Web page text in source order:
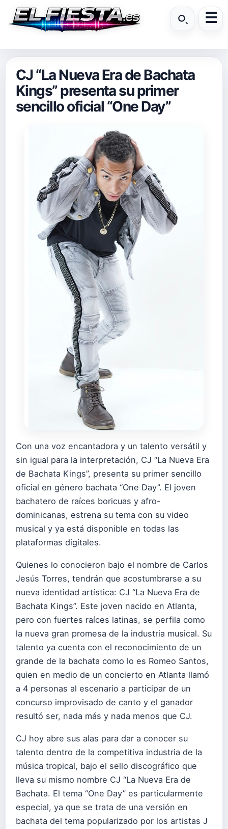
CJ “La Nueva Era de Bachata
Kings” presenta su primer
sencillo oficial “One Day”
Con una voz encantadora y un talento versátil y
sin igual para la interpretación, CJ “La Nueva Era
de Bachata Kings”, presenta su primer sencillo
oficial en género bachata “One Day”. El joven
bachatero de raíces boricuas y afro-
dominicanas, estrena su tema con su video
musical y ya está disponible en todas las
plataformas digitales.
Quienes lo conocieron bajo el nombre de Carlos
Jesús Torres, tendrán que acostumbrarse a su
nueva identidad artística: CJ “La Nueva Era de
Bachata Kings”. Este joven nacido en Atlanta,
pero con fuertes raíces latinas, se perfila como
la nueva gran promesa de la industria musical. Su
talento ya cuenta con el reconocimiento de un
grande de la bachata como lo es Romeo Santos,
quien en medio de un concierto en Atlanta llamó
a 4 personas al escenario a participar de un
concurso improvisado de canto y el ganador
resultó ser, nada más y nada menos que CJ.
CJ hoy abre sus alas para dar a conocer su
talento dentro de la competitiva industria de la
música tropical, bajo el sello discográfico que
lleva su mismo nombre CJ “La Nueva Era de
Bachata. El tema “One Day” es particularmente
especial, ya que se trata de una versión en
bachata del tema popularizado por los artistas J